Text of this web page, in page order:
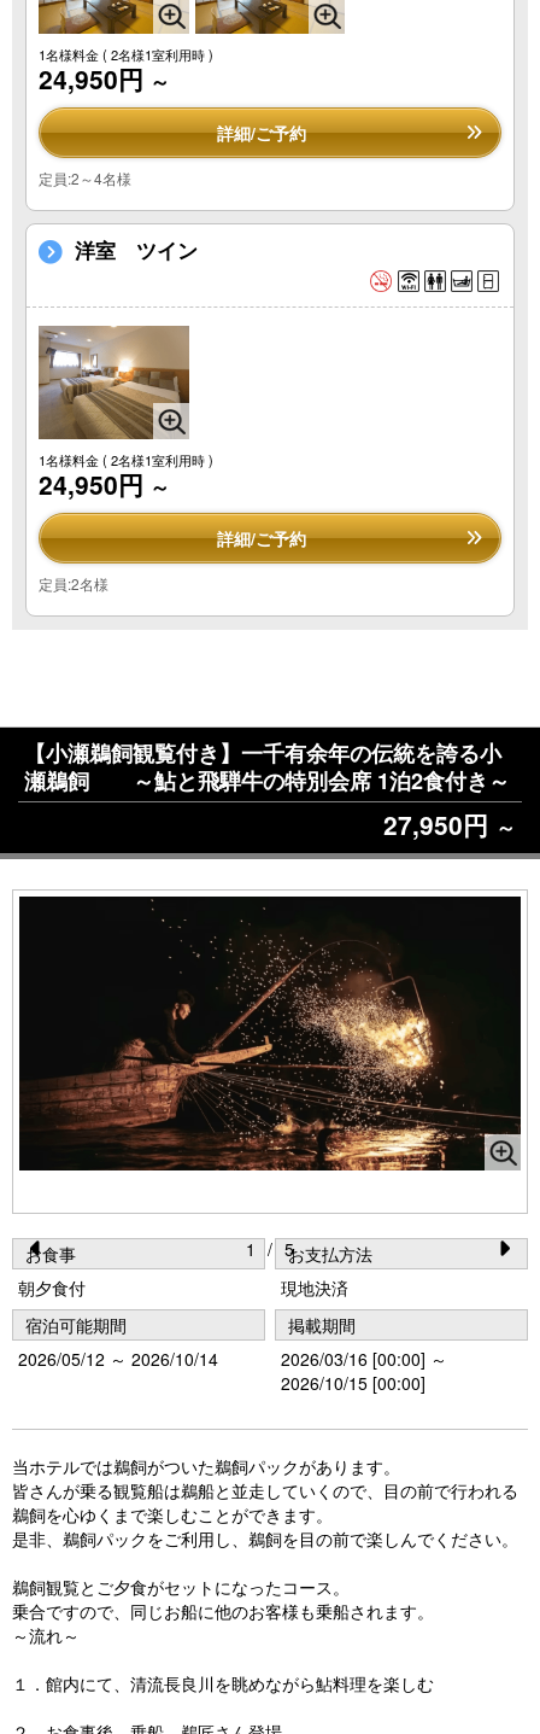
1名様料金( 2名様1室利用時 )
24,950円 ～
詳細/ご予約
定員:2～4名様
洋室 ツイン
1名様料金( 2名様1室利用時 )
24,950円 ～
詳細/ご予約
定員:2名様
【小瀬鵜飼観覧付き】一千有余年の伝統を誇る小
瀬鵜飼 ～鮎と飛騨牛の特別会席 1泊2食付き～
27,950円 ～
Pr
e
vi
u
s
N
e
xt
1 / 5
お食事
朝夕食付
お支払方法
現地決済
宿泊可能期間
2026/05/12 ～ 2026/10/14
掲載期間
2026/03/16 [00:00] ～
2026/10/15 [00:00]
当ホテルでは鵜飼がついた鵜飼パックがあります。
皆さんが乗る観覧船は鵜船と並走していくので、目の前で行われる
鵜飼を心ゆくまで楽しむことができます。
是非、鵜飼パックをご利用し、鵜飼を目の前で楽しんでください。
鵜飼観覧とご夕食がセットになったコース。
乗合ですので、同じお船に他のお客様も乗船されます。
～流れ～
１．館内にて、清流長良川を眺めながら鮎料理を楽しむ